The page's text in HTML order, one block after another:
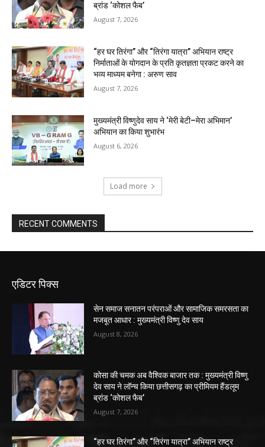
ब्रांड ‘कोशल फैब’
August 7, 2026
“हर घर तिरंगा” और “तिरंगा यात्रा” अभियान राष्ट्र
निर्माताओं के योगदान के प्रति कृतज्ञता प्रकट करने का
भव्य माध्यम बनेगा : अरुण साव
August 7, 2026
मुख्यमंत्री विष्णुदेव साय ने ‘मेरी बेटी–मेरा अभिमान’
अभियान का किया शुभारंभ
August 6, 2026
Load more
RECENT COMMENTS
एडिटर पिक्स
सेन समाज सनातन परंपराओं और सामाजिक समरसता का
मजबूत आधार : मुख्यमंत्री विष्णु देव साय
August 8, 2026
कोसा की चमक अब वैश्विक बाजार तक : मुख्यमंत्री विष्णु
देव साय ने लॉन्च किया छत्तीसगढ़ का प्रीमियम हैंडलूम
ब्रांड ‘कोशल फैब’
August 7, 2026
“हर घर तिरंगा” और “तिरंगा यात्रा” अभियान राष्ट्र